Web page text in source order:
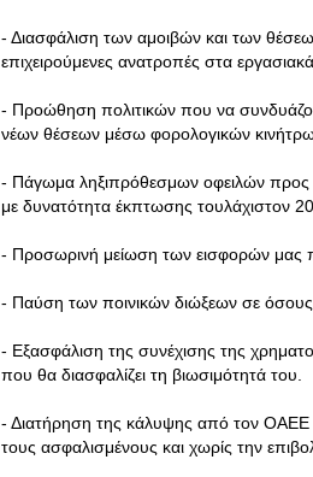
- Διασφάλιση των αμοιβών και των
επιχειρούμενες ανατροπές στα
- Προώθηση πολιτικών που να
νέων θέσεων μέσω φορολογικών
- Πάγωμα ληξιπρόθεσμων οφειλών προς
με δυνατότητα έκπτωσης τουλάχιστον
- Προσωρινή μείωση των εισφορών μας
- Παύση των ποινικών διώξεων σε
- Εξασφάλιση της συνέχισης της
που θα διασφαλίζει τη βιωσιμότητά του.
- Διατήρηση της κάλυψης από τον
τους ασφαλισμένους και χωρίς την